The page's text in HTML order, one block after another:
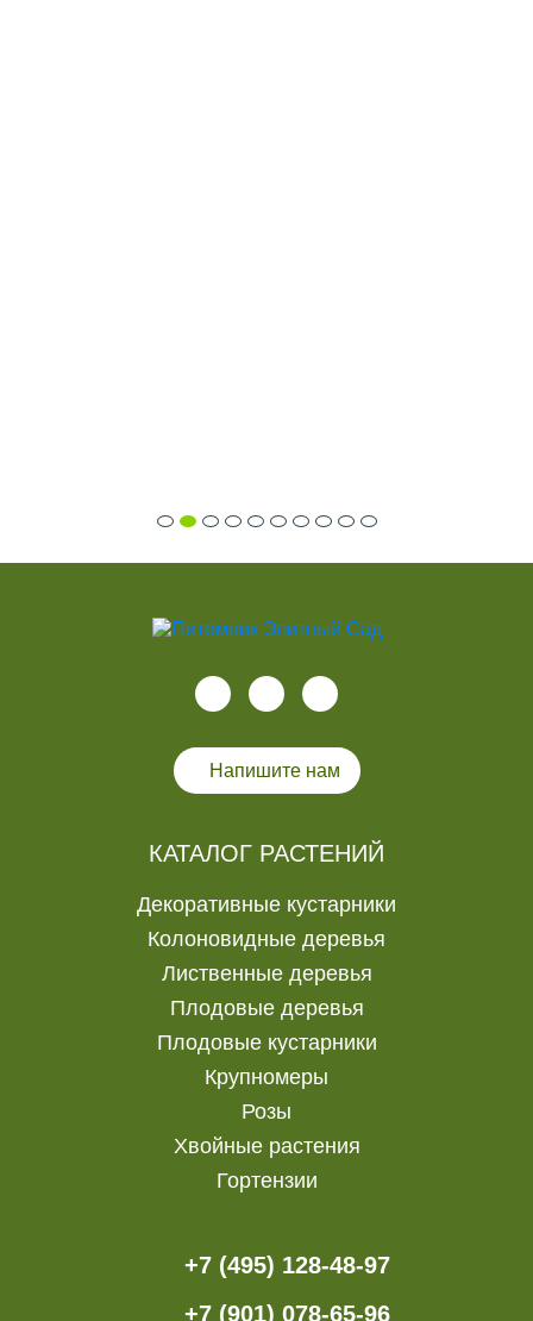
Напишите нам
КАТАЛОГ РАСТЕНИЙ
Декоративные кустарники
Колоновидные деревья
Лиственные деревья
Плодовые деревья
Плодовые кустарники
Крупномеры
Розы
Хвойные растения
Гортензии
+7 (495) 128-48-97
+7 (901) 078-65-96